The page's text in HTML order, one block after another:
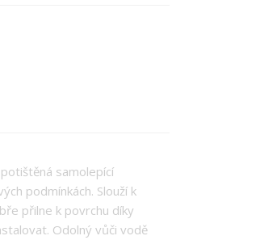
samolepící
podmínkách. Slouží k
přilne k povrchu díky
Odolný vůči vodě